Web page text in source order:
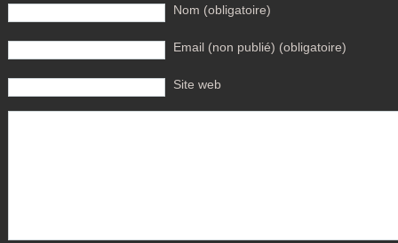
Nom (obligatoire)
Email (non publié) (obligatoire)
Site web